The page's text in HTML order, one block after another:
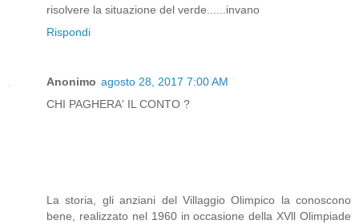
risolvere la situazione del verde......invano
Rispondi
Anonimo agosto 28, 2017 7:00 AM
CHI PAGHERA' IL CONTO ?
La storia, gli anziani del Villaggio Olimpico la conoscono
bene, realizzato nel 1960 in occasione della XVll Olimpiade